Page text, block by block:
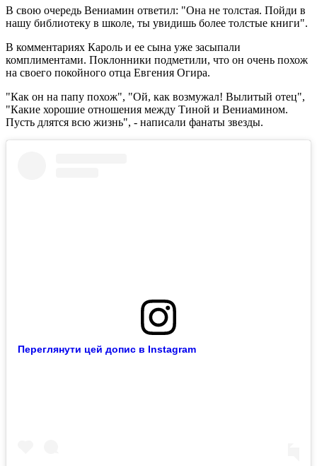
В свою очередь Вениамин ответил: "Она не толстая. Пойди в
нашу библиотеку в школе, ты увидишь более толстые книги".
В комментариях Кароль и ее сына уже засыпали
комплиментами. Поклонники подметили, что он очень похож
на своего покойного отца Евгения Огира.
"Как он на папу похож", "Ой, как возмужал! Вылитый отец",
"Какие хорошие отношения между Тиной и Вениамином.
Пусть длятся всю жизнь", - написали фанаты звезды.
Переглянути цей допис в Instagram